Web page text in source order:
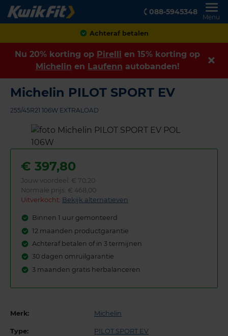
088-5945348
Menu
Achteraf betalen
Nu 20% korting op Pirelli en 15% korting op
Michelin en Laufenn autobanden!
Michelin PILOT SPORT EV
255/45R21 106W EXTRALOAD
€ 397,80
Jouw voordeel: € 70,20
Normale prijs: € 468,00
Uitverkocht: Bekijk alternatieven
Binnen 1 uur gemonteerd
12 maanden productgarantie
Achteraf betalen of in 3 termijnen
30 dagen omruilgarantie
3 maanden gratis herbalanceren
Merk: Michelin
Type: PILOT SPORT EV